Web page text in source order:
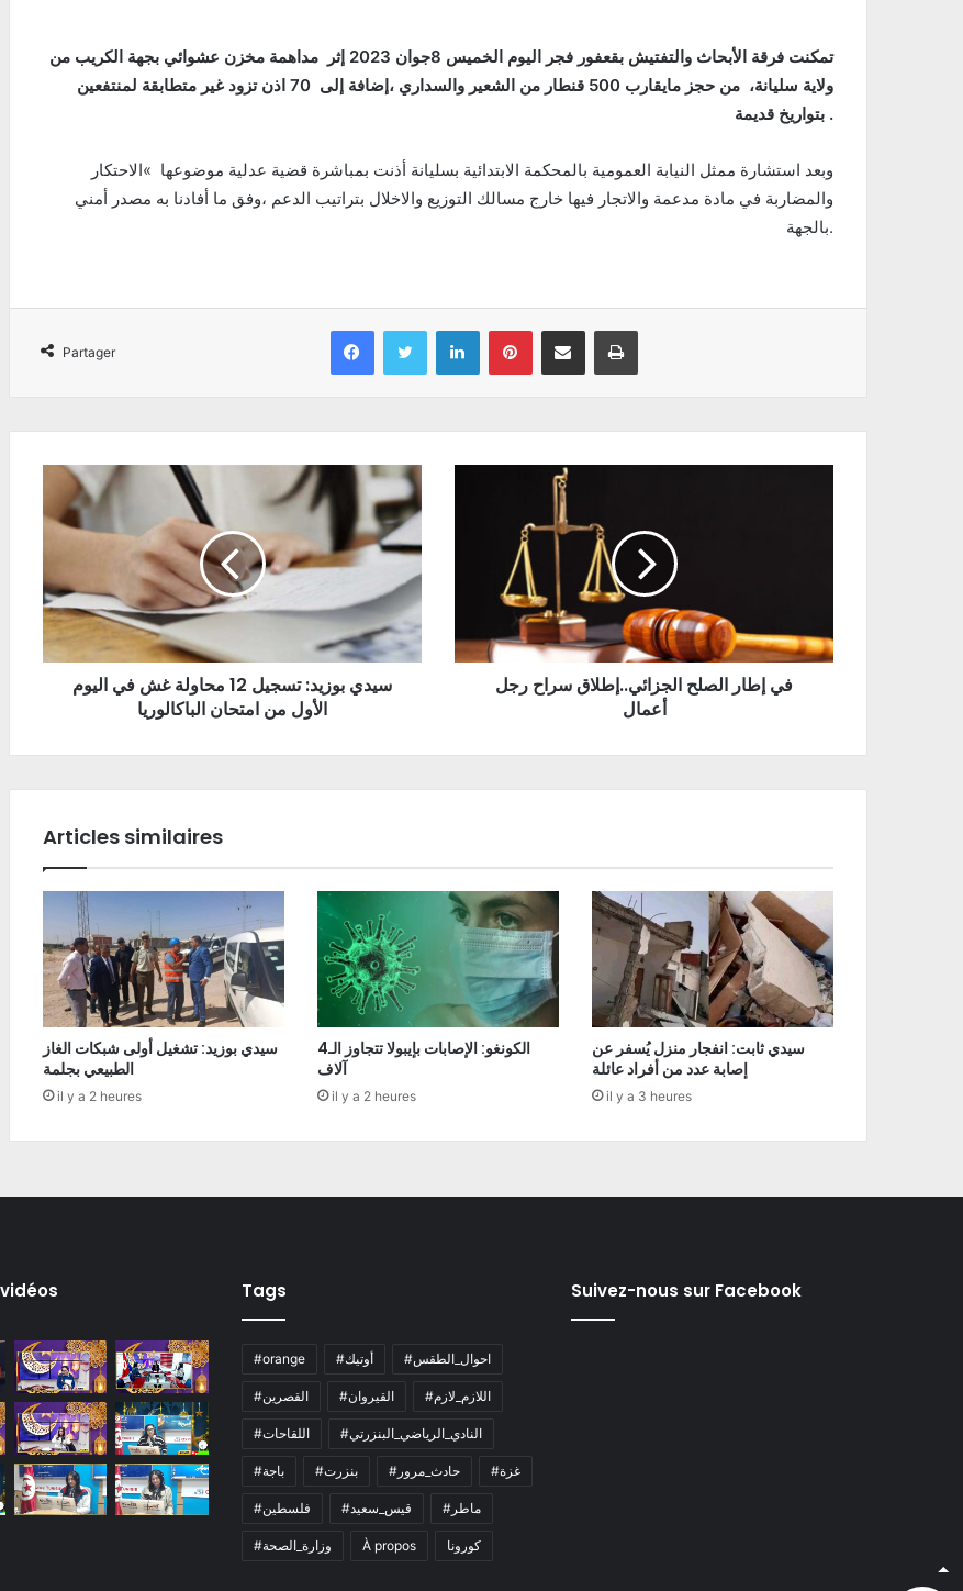
تمكنت فرقة الأبحاث والتفتيش بقعفور فجر اليوم الخميس 8جوان 2023 إثر مداهمة مخزن عشوائي بجهة الكريب من
ولاية سليانة، من حجز مايقارب 500 قنطار من الشعير والسداري ،إضافة إلى 70 اذن تزود غير متطابقة لمنتفعين
بتواريخ قديمة .
وبعد استشارة ممثل النيابة العمومية بالمحكمة الابتدائية بسليانة أذنت بمباشرة قضية عدلية موضوعها »الاحتكار
والمضاربة في مادة مدعمة والاتجار فيها خارج مسالك التوزيع والاخلال بتراتيب الدعم ،وفق ما أفادنا به مصدر أمني
بالجهة.
Partager
Facebook Twitter Linkedin Pinterest Partager par email Imprimer
سيدي بوزيد: تسجيل 12 محاولة غش في اليوم
الأول من امتحان الباكالوريا
في إطار الصلح الجزائي..إطلاق سراح رجل
أعمال
Articles similaires
سيدي بوزيد: تشغيل أولى شبكات الغاز
الطبيعي بجلمة
il y a 2 heures
الكونغو: الإصابات بإيبولا تتجاوز الـ4
آلاف
il y a 2 heures
سيدي ثابت: انفجار منزل يُسفر عن
إصابة عدد من أفراد عائلة
il y a 3 heures
Tags
#orange #أوتيك #احوال_الطقس
#القصرين #القيروان #اللازم_لازم
#اللقاحات #النادي_الرياضي_البنزرتي
#باجة #بنزرت #حادث_مرور #غزة
#فلسطين #قيس_سعيد #ماطر
#وزارة_الصحة À propos كورونا
Suivez-nous sur Facebook